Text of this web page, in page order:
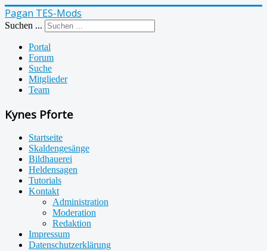
Pagan TES-Mods
Suchen ...
Portal
Forum
Suche
Mitglieder
Team
Kynes Pforte
Startseite
Skaldengesänge
Bildhauerei
Heldensagen
Tutorials
Kontakt
Administration
Moderation
Redaktion
Impressum
Datenschutzerklärung